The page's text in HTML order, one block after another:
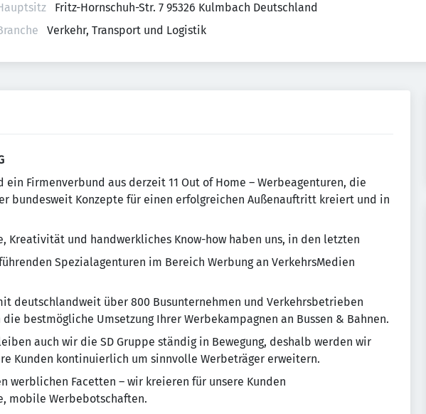
Fritz-Hornschuh-Str. 7 95326 Kulmbach Deutschland
Verkehr, Transport und Logistik
ein Firmenverbund aus derzeit 11 Out of Home – Werbeagenturen, die
bundesweit Konzepte für einen erfolgreichen Außenauftritt kreiert und in
Kreativität und handwerkliches Know-how haben uns, in den letzten
Spezialagenturen im Bereich Werbung an VerkehrsMedien
deutschlandweit über 800 Busunternehmen und Verkehrsbetrieben
bestmögliche Umsetzung Ihrer Werbekampagnen an Bussen & Bahnen.
auch wir die SD Gruppe ständig in Bewegung, deshalb werden wir
Kunden kontinuierlich um sinnvolle Werbeträger erweitern.
werblichen Facetten – wir kreieren für unsere Kunden
mobile Werbebotschaften.